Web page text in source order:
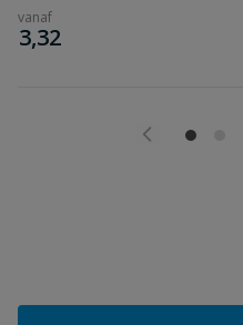
vanaf
€
3,32